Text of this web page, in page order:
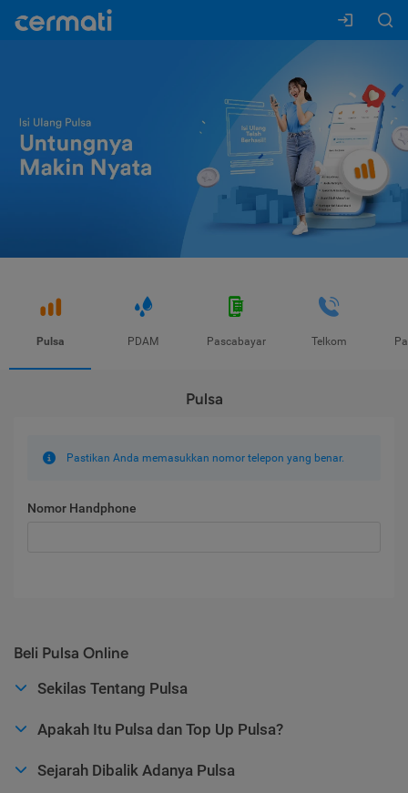
Pulsa PDAM Pascabayar Telkom
Pulsa
Pastikan Anda memasukkan nomor telepon yang benar.
Nomor Handphone
Beli Pulsa Online
Sekilas Tentang Pulsa
Apakah Itu Pulsa dan Top Up Pulsa?
Sejarah Dibalik Adanya Pulsa